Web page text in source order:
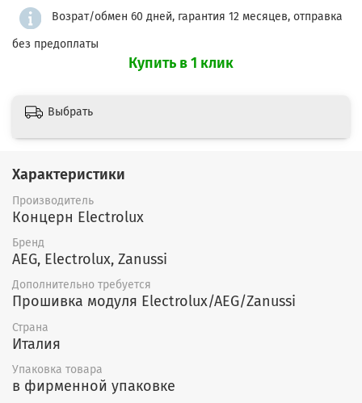
Возрат/обмен 60 дней, гарантия 12 месяцев, отправка
без предоплаты
Купить в 1 клик
Выбрать
Характеристики
Производитель
Концерн Electrolux
Бренд
AEG, Electrolux, Zanussi
Дополнительно требуется
Прошивка модуля Electrolux/AEG/Zanussi
Страна
Италия
Упаковка товара
в фирменной упаковке